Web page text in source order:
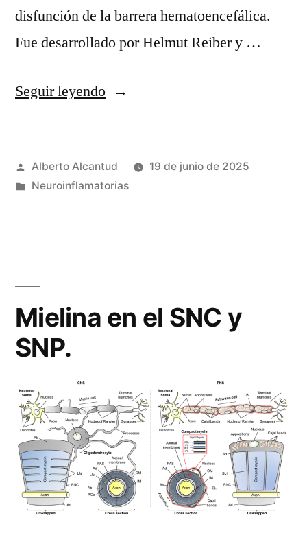
disfunción de la barrera hematoencefálica.
Fue desarrollado por Helmut Reiber y …
Seguir leyendo«Diagrama
Publicado
por
Alberto Alcantud
19 de junio de 2025
Publicado
Neuroinflamatorias
Mielina en el SNC y
SNP.